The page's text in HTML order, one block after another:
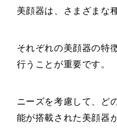
美顔器は、さまざまな
それぞれの美顔器の特
行うことが重要です。
ニーズを考慮して、ど
能が搭載された美顔器